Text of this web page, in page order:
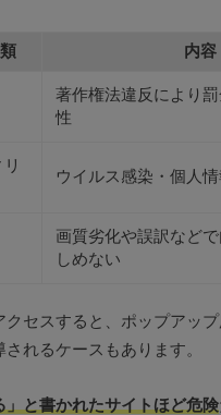
内容
著作権法違反により
性
ウイルス感染・個人
画質劣化や誤訳など
しめない
クセスすると、ポップアッ
れるケースもあります。
」と書かれたサイトほど危険